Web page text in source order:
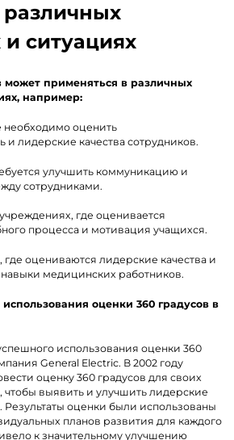
различных
и ситуациях
может применяться в различных
например:
необходимо оценить
и лидерские качества сотрудников.
улучшить коммуникацию и
сотрудниками.
где оценивается
процесса и мотивация учащихся.
оцениваются лидерские качества и
медицинских работников.
оценки 360 градусов в
использования оценки 360
General Electric. В 2002 году
оценку 360 градусов для своих
чтобы выявить и улучшить лидерские
Результаты оценки были использованы
планов развития для каждого
к значительному улучшению